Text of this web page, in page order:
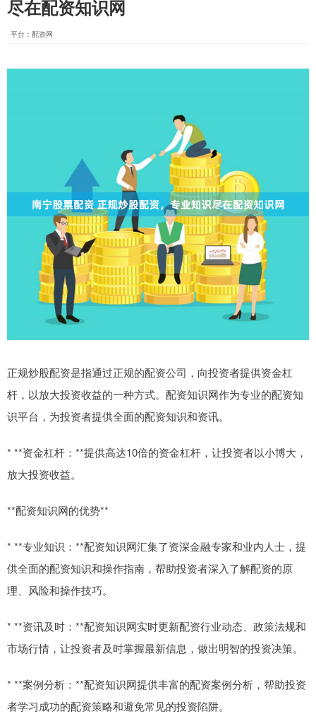
尽在配资知识网
平台：配资网
正规炒股配资是指通过正规的配资公司，向投资者提供资金杠
杆，以放大投资收益的一种方式。配资知识网作为专业的配资知
识平台，为投资者提供全面的配资知识和资讯。
* **资金杠杆：**提供高达10倍的资金杠杆，让投资者以小博大，
放大投资收益。
**配资知识网的优势**
* **专业知识：**配资知识网汇集了资深金融专家和业内人士，提
供全面的配资知识和操作指南，帮助投资者深入了解配资的原
理、风险和操作技巧。
* **资讯及时：**配资知识网实时更新配资行业动态、政策法规和
市场行情，让投资者及时掌握最新信息，做出明智的投资决策。
* **案例分析：**配资知识网提供丰富的配资案例分析，帮助投资
者学习成功的配资策略和避免常见的投资陷阱。